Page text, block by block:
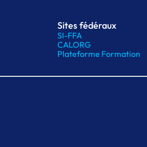
Sites fédéraux
SI-FFA
CALORG
Plateforme Formation